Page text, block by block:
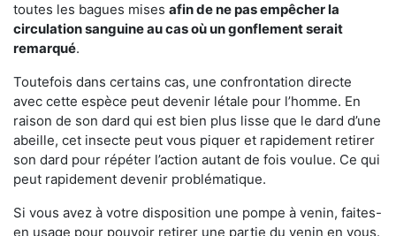
toutes les bagues mises afin de ne pas empêcher la
circulation sanguine au cas où un gonflement serait
remarqué.
Toutefois dans certains cas, une confrontation directe
avec cette espèce peut devenir létale pour l’homme. En
raison de son dard qui est bien plus lisse que le dard d’une
abeille, cet insecte peut vous piquer et rapidement retirer
son dard pour répéter l’action autant de fois voulue. Ce qui
peut rapidement devenir problématique.
Si vous avez à votre disposition une pompe à venin, faites-
en usage pour pouvoir retirer une partie du venin en vous.